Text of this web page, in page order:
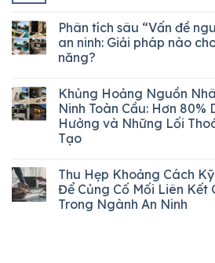
Phân tích sâu “Vấn đề
an ninh: Giải pháp nào
năng?
Khủng Hoảng Nguồn
Ninh Toàn Cầu: Hơn 80%
Hưởng và Những Lối
Tạo
Thu Hẹp Khoảng Cách
Để Củng Cố Mối Liên Kết
Trong Ngành An Ninh